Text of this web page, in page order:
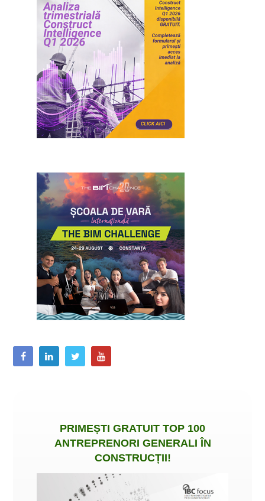
PRIMEȘTI GRATUIT TOP 100
ANTREPRENORI GENERALI ÎN
CONSTRUCȚII!